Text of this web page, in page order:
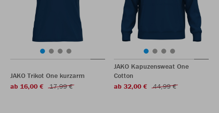
JAKO Trikot One kurzarm
ab 16,00 €
17,99 €
JAKO Kapuzensweat One
Cotton
ab 32,00 €
44,99 €